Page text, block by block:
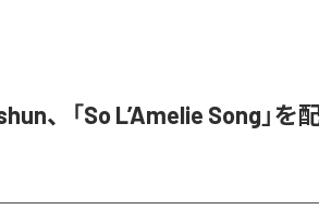
、「So L’Amelie Song」を